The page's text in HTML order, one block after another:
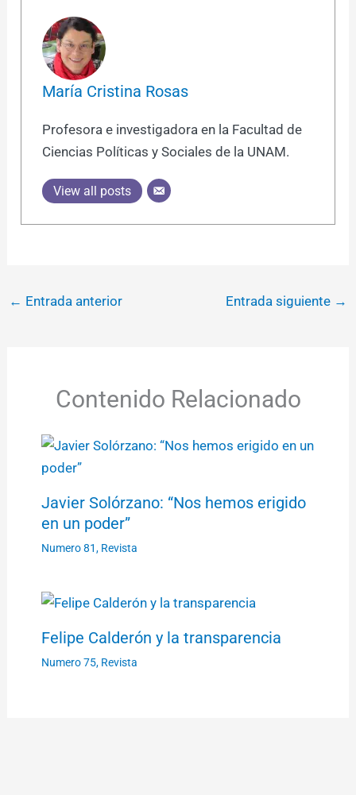
María Cristina Rosas
Profesora e investigadora en la Facultad de
Ciencias Políticas y Sociales de la UNAM.
View all posts
← Entrada anterior Entrada siguiente →
Contenido Relacionado
Javier Solórzano: “Nos hemos erigido
en un poder”
Numero 81, Revista
Felipe Calderón y la transparencia
Numero 75, Revista